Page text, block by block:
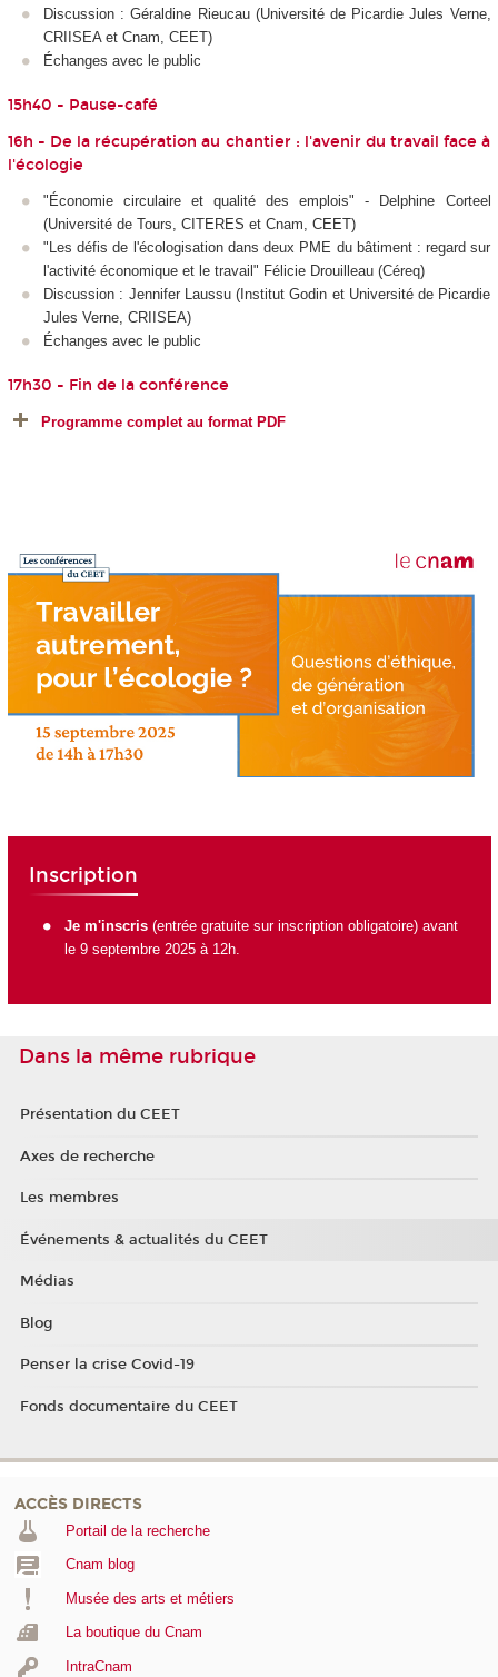
Discussion : Géraldine Rieucau (Université de Picardie Jules Verne,
CRIISEA et Cnam, CEET)
Échanges avec le public
15h40 - Pause-café
16h - De la récupération au chantier : l'avenir du travail face à
l'écologie
"Économie circulaire et qualité des emplois" - Delphine Corteel
(Université de Tours, CITERES et Cnam, CEET)
"Les défis de l'écologisation dans deux PME du bâtiment : regard sur
l'activité économique et le travail" Félicie Drouilleau (Céreq)
Discussion : Jennifer Laussu (Institut Godin et Université de Picardie
Jules Verne, CRIISEA)
Échanges avec le public
17h30 - Fin de la conférence
Programme complet au format PDF
Inscription
Je m'inscris (entrée gratuite sur inscription obligatoire) avant
le 9 septembre 2025 à 12h.
Dans la même rubrique
Présentation du CEET
Axes de recherche
Les membres
Événements & actualités du CEET
Médias
Blog
Penser la crise Covid-19
Fonds documentaire du CEET
ACCÈS DIRECTS
Portail de la recherche
Cnam blog
Musée des arts et métiers
La boutique du Cnam
IntraCnam